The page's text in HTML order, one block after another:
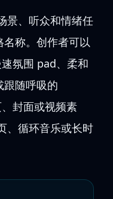
景、听众和情绪任
称。创作者可以
氛围 pad、柔和
跟随呼吸的
封面或视频素
、循环音乐或长时